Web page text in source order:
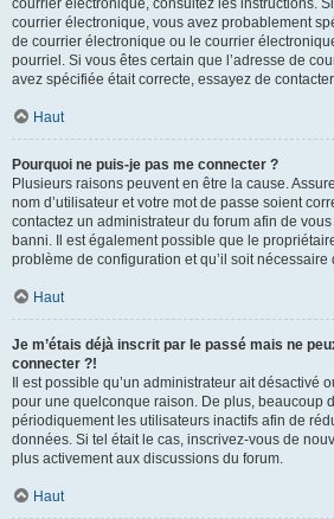
courrier électronique, consultez les instructions.
courrier électronique, vous avez probablement
de courrier électronique ou le courrier
pourriel. Si vous êtes certain que l’adresse de
avez spécifiée était correcte, essayez de
Haut
Pourquoi ne puis-je pas me connecter ?
Plusieurs raisons peuvent en être la cause.
nom d’utilisateur et votre mot de passe soient
contactez un administrateur du forum afin de
banni. Il est également possible que le
problème de configuration et qu’il soit nécessaire
Haut
Je m’étais déjà inscrit par le passé mais ne
connecter ?!
Il est possible qu’un administrateur ait désactivé
pour une quelconque raison. De plus, beaucoup
périodiquement les utilisateurs inactifs afin de
données. Si tel était le cas, inscrivez-vous de
plus activement aux discussions du forum.
Haut